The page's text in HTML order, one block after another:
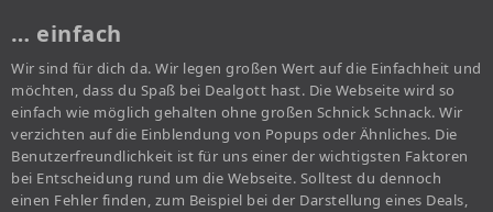
… einfach
Wir sind für dich da. Wir legen großen Wert auf die Einfachheit und
möchten, dass du Spaß bei Dealgott hast. Die Webseite wird so
einfach wie möglich gehalten ohne großen Schnick Schnack. Wir
verzichten auf die Einblendung von Popups oder Ähnliches. Die
Benutzerfreundlichkeit ist für uns einer der wichtigsten Faktoren
bei Entscheidung rund um die Webseite. Solltest du dennoch
einen Fehler finden, zum Beispiel bei der Darstellung eines Deals,